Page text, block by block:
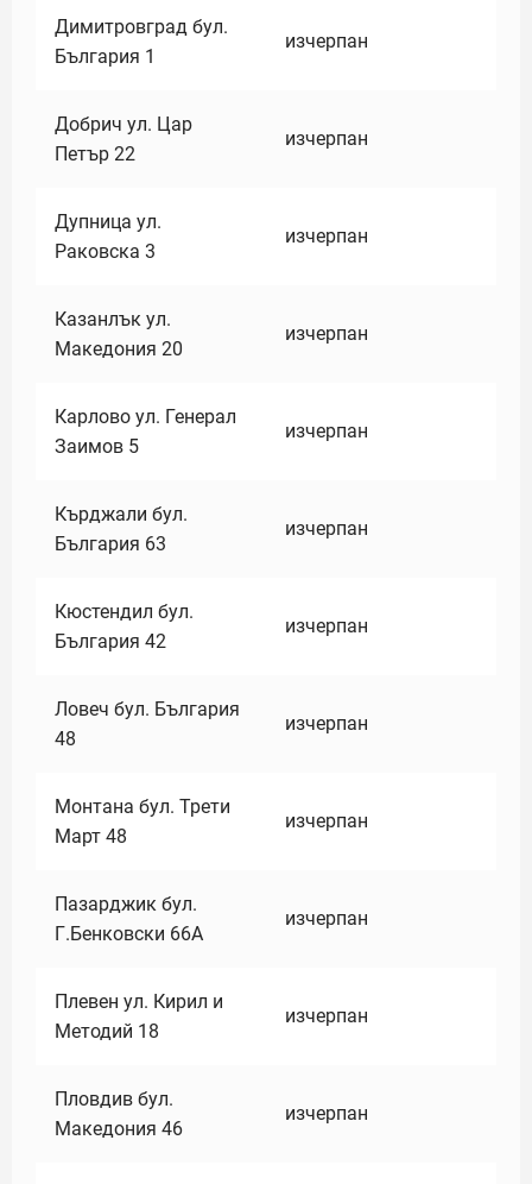
Димитровград бул.
България 1
изчерпан
Добрич ул. Цар
Петър 22
изчерпан
Дупница ул.
Раковска 3
изчерпан
Казанлък ул.
Македония 20
изчерпан
Карлово ул. Генерал
Заимов 5
изчерпан
Кърджали бул.
България 63
изчерпан
Кюстендил бул.
България 42
изчерпан
Ловеч бул. България
48
изчерпан
Монтана бул. Трети
Март 48
изчерпан
Пазарджик бул.
Г.Бенковски 66А
изчерпан
Плевен ул. Кирил и
Методий 18
изчерпан
Пловдив бул.
Македония 46
изчерпан